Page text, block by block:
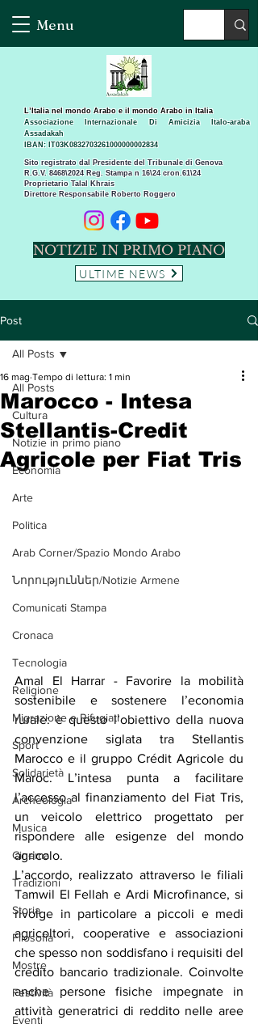
Menu
Sito registrato dal Presidente del Tribunale di Genova
R.G.V. 8468\2024 Reg. Stampa n 16\24 cron.61\24 ​
Proprietario Talal Khrais
Direttore Responsabile Roberto Roggero
L’Italia nel mondo Arabo e il mondo Arabo in Italia
Associazione Internazionale Di Amicizia Italo-araba
Assadakah
IBAN: IT03K0832703261000000002834
NOTIZIE IN PRIMO PIANO
ULTIME NEWS
Post
All Posts
Cultura
Notizie in primo piano
Economia
Arte
Politica
Arab Corner/Spazio Mondo Arabo
Նորություններ/Notizie Armene
Comunicati Stampa
Cronaca
Tecnologia
Religione
Migrazione e Rifugiati
Sport
Solidarietà
Archeologia
Musica
Cinema
Tradizioni
Storia
Filosofia
Mostre
Festività
Eventi
All Posts
Marocco - Intesa
Stellantis-Credit
Agricole per Fiat Tris
16 mag Tempo di lettura: 1 min
Amal El Harrar - Favorire la mobilità
sostenibile e sostenere l’economia
rurale: è questo l’obiettivo della nuova
convenzione siglata tra Stellantis
Marocco e il gruppo Crédit Agricole du
Maroc. L’intesa punta a facilitare
l’accesso al finanziamento del Fiat Tris,
un veicolo elettrico progettato per
rispondere alle esigenze del mondo
agricolo.
L’accordo, realizzato attraverso le filiali
Tamwil El Fellah e Ardi Microfinance, si
rivolge in particolare a piccoli e medi
agricoltori, cooperative e associazioni
che spesso non soddisfano i requisiti del
credito bancario tradizionale. Coinvolte
anche persone fisiche impegnate in
attività generatrici di reddito nelle aree